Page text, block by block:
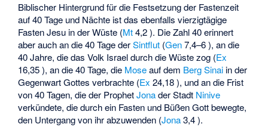
Biblischer Hintergrund für die Festsetzung der Fastenzeit
auf 40 Tage und Nächte ist das ebenfalls vierzigtägige
Fasten Jesu in der Wüste (Mt4,2 ). Die Zahl 40 erinnert
aber auch an die 40 Tage derSintflut (Gen7,4–6 ), an die
40 Jahre, die das Volk Israel durch die Wüste zog (Ex
16,35 ), an die 40 Tage, die Moseauf dem Berg Sinai in der
Gegenwart Gottes verbrachte (Ex 24,18 ), und an die Frist
von 40 Tagen, die der ProphetJonader Stadt Ninive
verkündete, die durch ein Fasten und Büßen Gott bewegte,
den Untergang von ihr abzuwenden (Jona3,4 ).